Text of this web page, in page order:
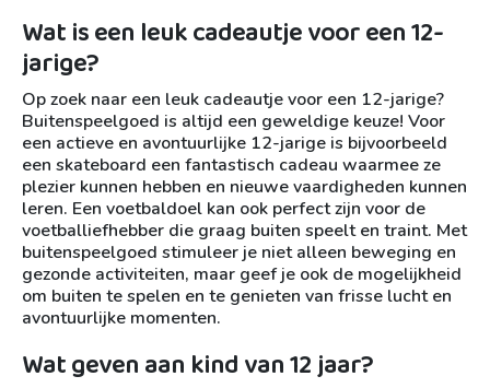
Wat is een leuk cadeautje voor een 12-
jarige?
Op zoek naar een leuk cadeautje voor een 12-jarige?
Buitenspeelgoed is altijd een geweldige keuze! Voor
een actieve en avontuurlijke 12-jarige is bijvoorbeeld
een skateboard een fantastisch cadeau waarmee ze
plezier kunnen hebben en nieuwe vaardigheden kunnen
leren. Een voetbaldoel kan ook perfect zijn voor de
voetballiefhebber die graag buiten speelt en traint. Met
buitenspeelgoed stimuleer je niet alleen beweging en
gezonde activiteiten, maar geef je ook de mogelijkheid
om buiten te spelen en te genieten van frisse lucht en
avontuurlijke momenten.
Wat geven aan kind van 12 jaar?